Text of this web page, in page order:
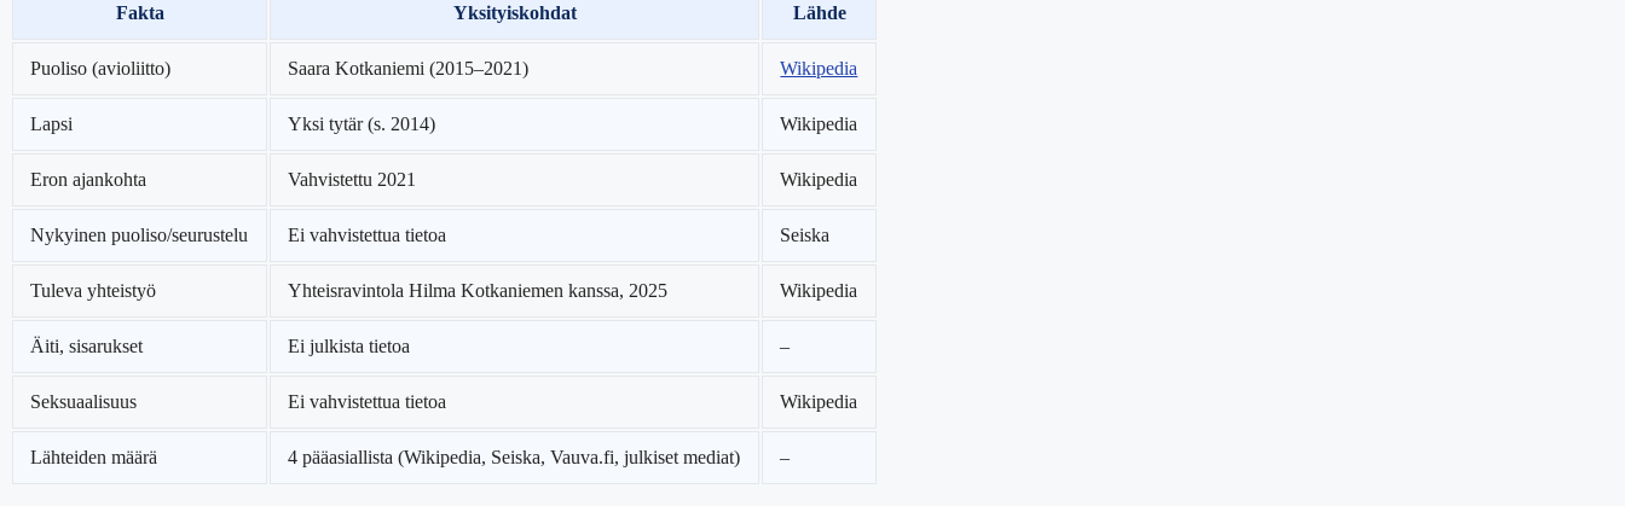
Fakta Yksityiskohdat Lähde
Puoliso (avioliitto) Saara Kotkaniemi (2015–2021) Wikipedia
Lapsi Yksi tytär (s. 2014) Wikipedia
Eron ajankohta Vahvistettu 2021 Wikipedia
Nykyinen puoliso/seurustelu Ei vahvistettua tietoa Seiska
Tuleva yhteistyö Yhteisravintola Hilma Kotkaniemen kanssa, 2025 Wikipedia
Äiti, sisarukset Ei julkista tietoa –
Seksuaalisuus Ei vahvistettua tietoa Wikipedia
Lähteiden määrä 4 pääasiallista (Wikipedia, Seiska, Vauva.fi, julkiset mediat) –